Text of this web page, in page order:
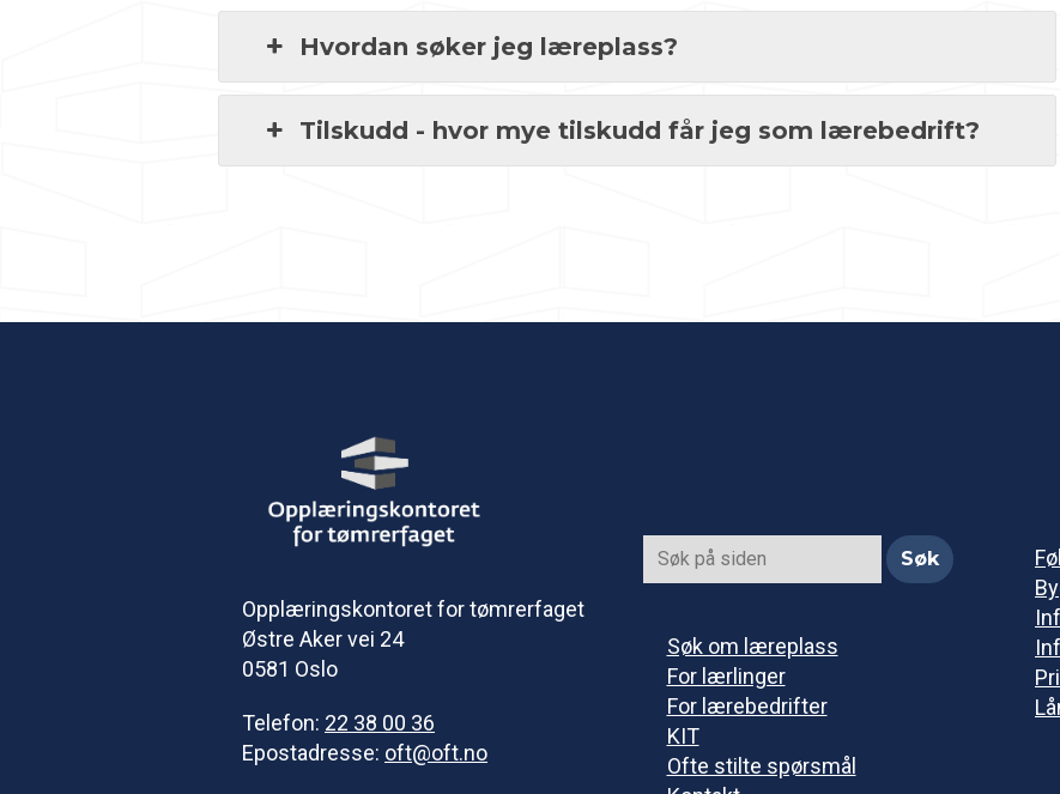
Hvordan søker jeg læreplass?
Tilskudd - hvor mye tilskudd får jeg som lærebedrift?
Opplæringskontoret for tømrerfaget
Østre Aker vei 24
0581 Oslo
Telefon: 22 38 00 36
Epostadresse: oft@oft.no
Søk om læreplass
For lærlinger
For lærebedrifter
KIT
Ofte stilte spørsmål